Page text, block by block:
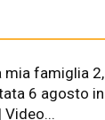
mia famiglia 2,
6 agosto in